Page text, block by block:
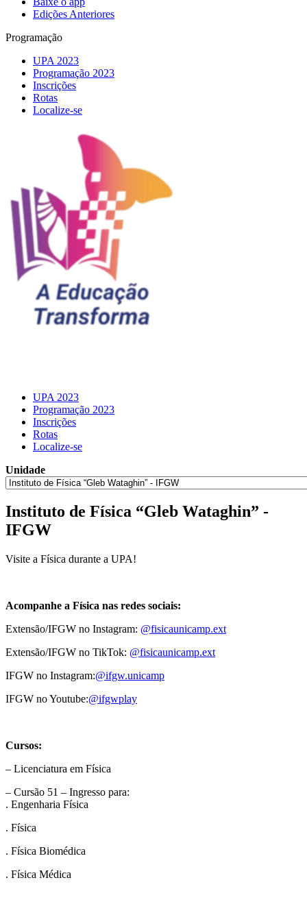
Edições Anteriores
Programação
UPA 2023
Programação 2023
Inscrições
Rotas
Localize-se
UPA 2023
Programação 2023
Inscrições
Rotas
Localize-se
Unidade
Instituto de Física “Gleb Wataghin” -
IFGW
Visite a Física durante a UPA!
Acompanhe a Física nas redes sociais:
Extensão/IFGW no Instagram: @fisicaunicamp.ext
Extensão/IFGW no TikTok: @fisicaunicamp.ext
IFGW no Instagram:@ifgw.unicamp
IFGW no Youtube:@ifgwplay
Cursos:
– Licenciatura em Física
– Cursão 51 – Ingresso para:
. Engenharia Física
. Física
. Física Biomédica
. Física Médica